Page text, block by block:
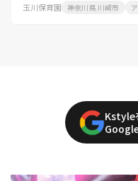
玉川保育園 神奈川県 川崎市
Kstyle